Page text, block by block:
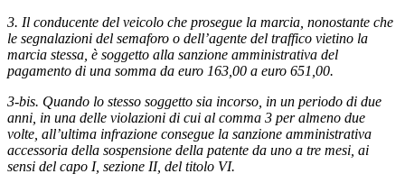
3. Il conducente del veicolo che prosegue la marcia, nonostante che
le segnalazioni del semaforo o dell’agente del traffico vietino la
marcia stessa, è soggetto alla sanzione amministrativa del
pagamento di una somma da euro 163,00 a euro 651,00.
3-bis. Quando lo stesso soggetto sia incorso, in un periodo di due
anni, in una delle violazioni di cui al comma 3 per almeno due
volte, all’ultima infrazione consegue la sanzione amministrativa
accessoria della sospensione della patente da uno a tre mesi, ai
sensi del capo I, sezione II, del titolo VI.